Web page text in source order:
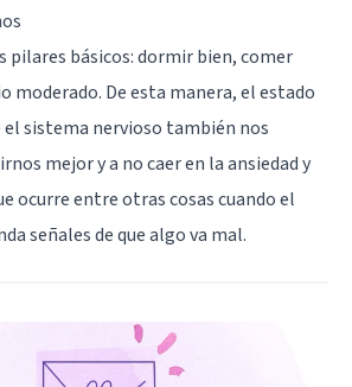
pilares básicos: dormir bien, comer
moderado. De esta manera, el estado
el sistema nervioso también nos
mejor y a no caer en la ansiedad y
ocurre entre otras cosas cuando el
señales de que algo va mal.